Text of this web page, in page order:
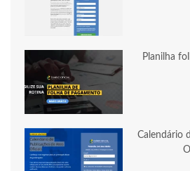
Planilha
Calendário